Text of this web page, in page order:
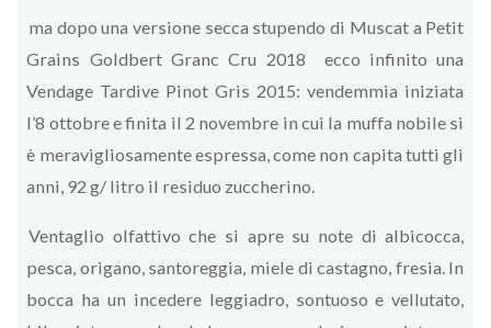
ma dopo una versione secca stupendo di Muscat a Petit
Grains Goldbert Granc Cru 2018 ecco infinito una
Vendage Tardive Pinot Gris 2015: vendemmia iniziata
l’8 ottobre e finita il 2 novembre in cui la muffa nobile si
è meravigliosamente espressa, come non capita tutti gli
anni, 92 g/ litro il residuo zuccherino.
Ventaglio olfattivo che si apre su note di albicocca,
pesca, origano, santoreggia, miele di castagno, fresia. In
bocca ha un incedere leggiadro, sontuoso e vellutato,